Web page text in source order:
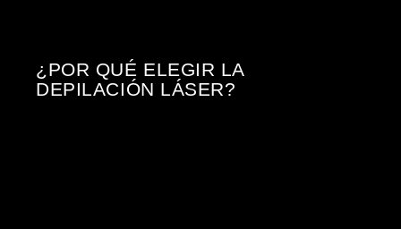
¿POR QUÉ ELEGIR LA
DEPILACIÓN LÁSER?